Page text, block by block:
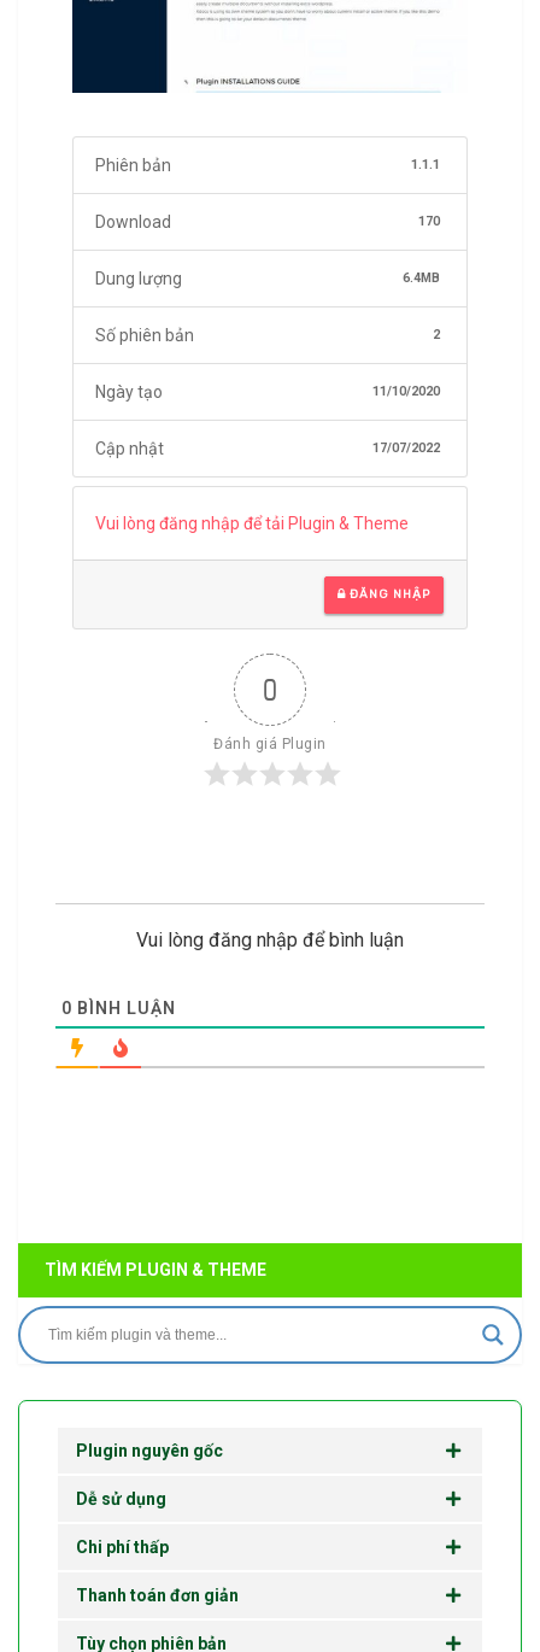
Phiên bản 1.1.1
Download 170
Dung lượng 6.4MB
Số phiên bản 2
Ngày tạo 11/10/2020
Cập nhật 17/07/2022
Vui lòng đăng nhập để tải Plugin & Theme
ĐĂNG NHẬP
0
Đánh giá Plugin
Vui lòng đăng nhập để bình luận
0 BÌNH LUẬN
TÌM KIẾM PLUGIN & THEME
Plugin nguyên gốc
Dễ sử dụng
Chi phí thấp
Thanh toán đơn giản
Tùy chọn phiên bản